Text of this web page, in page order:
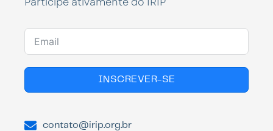
INSCREVER-SE
contato@irip.org.br